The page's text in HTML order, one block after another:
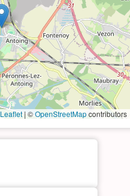
Leaflet | ©OpenStreetMapcontributors